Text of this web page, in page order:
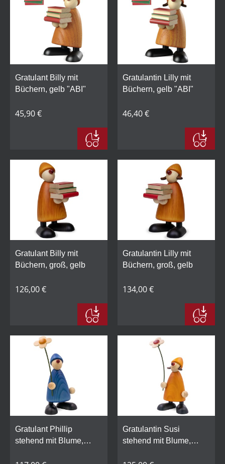
Gratulant Billy mit
Büchern, gelb "ABI"
45,90 €
Gratulantin Lilly mit
Büchern, gelb "ABI"
46,40 €
Gratulant Billy mit
Büchern, groß, gelb
126,00 €
Gratulantin Lilly mit
Büchern, groß, gelb
134,00 €
Gratulant Phillip
stehend mit Blume,
Gratulantin Susi
stehend mit Blume,